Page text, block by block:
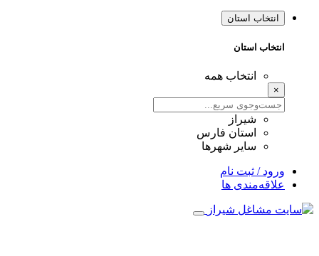
انتخاب استان
انتخاب استان
انتخاب همه
×
شیراز
استان فارس
سایر شهرها
ورود / ثبت نام
علاقه‌مندی ها